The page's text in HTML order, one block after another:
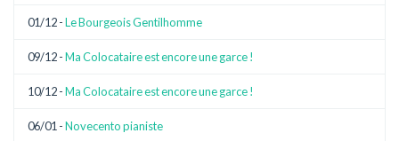
01/12 -Le Bourgeois Gentilhomme
09/12 -Ma Colocataire est encore une garce !
10/12 -Ma Colocataire est encore une garce !
06/01 -Novecento pianiste